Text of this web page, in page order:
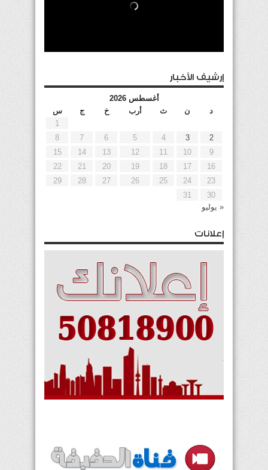
إرشيف الأخبار
أغسطس 2026
د
ن ث أرب خ ج
س
1
2
3
4
5
6
7
8
9
10
11
12
13
14
15
16
17
18
19
20
21
22
23
24
25
26
27
28
29
30
31
« يوليو
إعلانات